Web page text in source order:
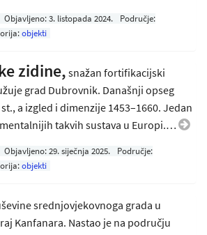
Objavljeno:3. listopada 2024.
Područje:
objekti
zidine, snažan fortifikacijski
grad Dubrovnik. Današnji opseg
a izgled i dimenzije 1453–1660. Jedan
takvih sustava u Europi.…
Objavljeno:29. siječnja 2025.
Područje:
objekti
srednjovjekovnoga grada u
Kanfanara. Nastao je na području